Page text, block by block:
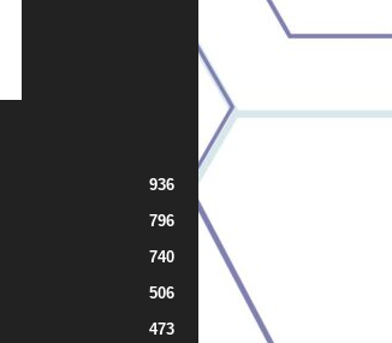
936
796
740
506
473